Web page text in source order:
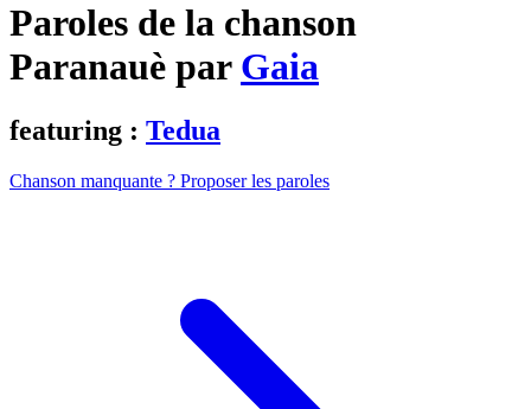
Paroles de la chanson
Paranauè par Gaia
featuring : Tedua
Chanson manquante ? Proposer les paroles